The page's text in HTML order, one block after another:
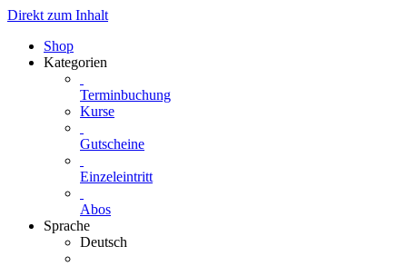
Direkt zum Inhalt
Shop
Kategorien
Terminbuchung
Kurse
Gutscheine
Einzeleintritt
Abos
Sprache
Deutsch